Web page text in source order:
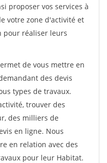
proposer vos services à
votre zone d'activité et
pour réaliser leurs
de vous mettre en
des devis
types de travaux.
trouver des
des milliers de
en ligne. Nous
en relation avec des
pour leur Habitat.